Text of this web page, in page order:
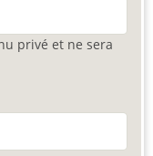
privé et ne sera